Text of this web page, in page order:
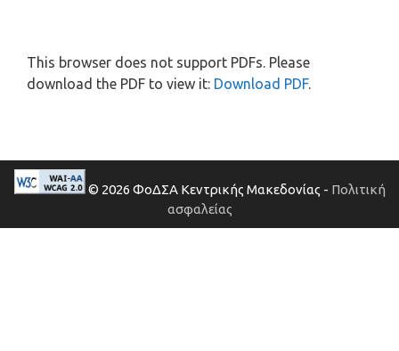
This browser does not support PDFs. Please
download the PDF to view it: Download PDF.
© 2026 ΦοΔΣΑ Κεντρικής Μακεδονίας - Πολιτική
ασφαλείας